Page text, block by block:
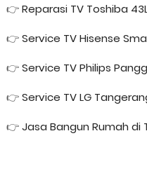
👉Reparasi TV Toshiba
👉Service TV Hisense
👉Service TV Philips
👉Service TV LG
👉Jasa Bangun Rumah di